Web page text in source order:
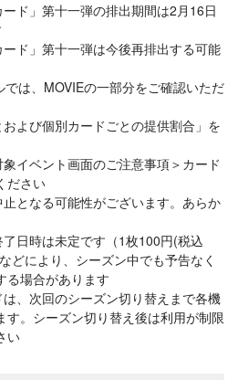
ード」第十一弾の排出期間は2月16日
ード」第十一弾は今後再排出する可能
は、MOVIEの一部分をご確認いただ
よび個別カードごとの提供割合」を
イベント画面のご注意事項＞カード
ださい
となる可能性がございます。あらか
日時は未定です（1枚100円(税込
どにより、シーズン中でも予告なく
る場合があります
、次回のシーズン切り替えまで各機
す。シーズン切り替え後は利用が制限
い